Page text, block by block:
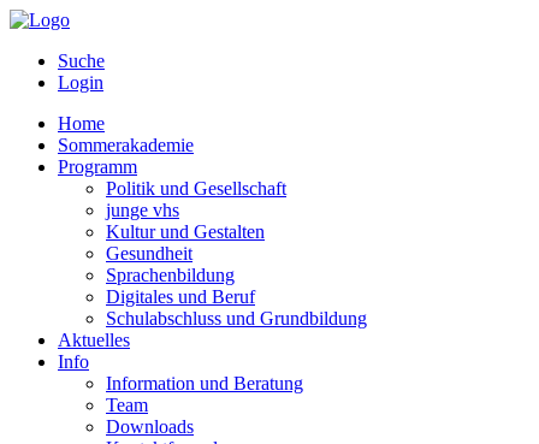
Suche
Login
Home
Sommerakademie
Programm
Politik und Gesellschaft
junge vhs
Kultur und Gestalten
Gesundheit
Sprachenbildung
Digitales und Beruf
Schulabschluss und Grundbildung
Aktuelles
Info
Information und Beratung
Team
Downloads